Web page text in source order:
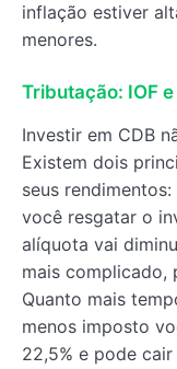
inflação estiver
menores.
Tributação: IOF e
Investir em CDB
Existem dois
seus rendimentos:
você resgatar o
alíquota vai
mais complicado,
Quanto mais
menos imposto
22,5% e pode